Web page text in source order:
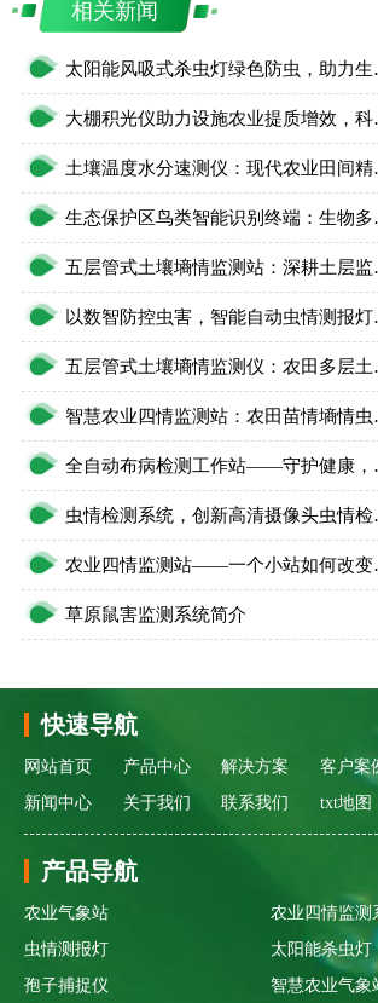
相关新闻
太阳能
大棚积
土壤温
生态保护
五层管
以数智
五层管
智慧农业
全自动
虫情检
农业四
草原鼠害监测系统简介
快速导航
网站首页 产品中心 解决方案 客户案
新闻中心
关于我们 联系我们 txt地图
产品导航
农业气象站
农业四情监测
虫情测报灯
太阳能杀虫灯
孢子捕捉仪
智慧农业气象